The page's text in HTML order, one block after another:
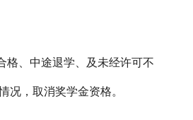
格、中途退学、及未经许可不
况，取消奖学金资格。